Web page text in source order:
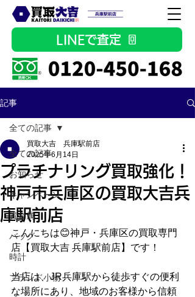
LINEで査定
記事
全ての記事
お知らせ
キャンペーン
貴金属
バッグ
時計
ブランド小物
全ての記事
プラチナリング買取強化！
神戸市兵庫区の買取大吉兵
庫駅前店
買取大吉 兵庫駅前店
2025年6月14日
こんにちは😊神戸・兵庫区の買取専門
店【買取大吉 兵庫駅前店】です！
当店は、JR兵庫駅から徒歩すぐの便利
な場所にあり、地域のお客様から信頼